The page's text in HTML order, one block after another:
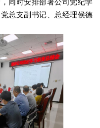
同时安排部署公司党纪学
总支副书记、总经理侯德